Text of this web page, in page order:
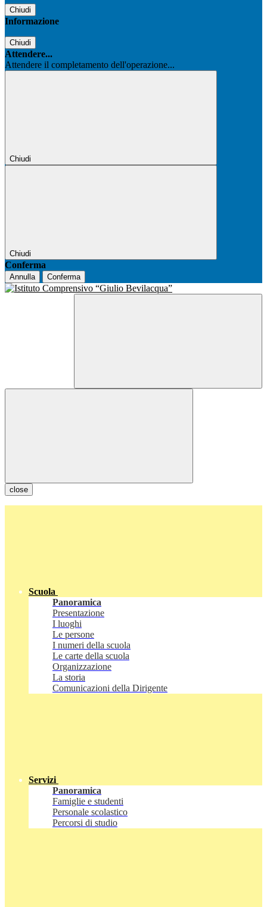
Chiudi
Informazione
Chiudi
Attendere...
Attendere il completamento dell'operazione...
Chiudi
Chiudi
Conferma
Annulla Conferma
close
Scuola
Panoramica
Presentazione
I luoghi
Le persone
I numeri della scuola
Le carte della scuola
Organizzazione
La storia
Comunicazioni della Dirigente
Servizi
Panoramica
Famiglie e studenti
Personale scolastico
Percorsi di studio